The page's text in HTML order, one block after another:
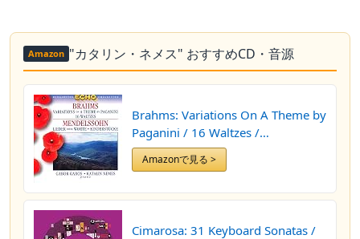
Amazon "カタリン・ネメス" おすすめCD・音源
Brahms: Variations On A Theme by
Paganini / 16 Waltzes /
Mendelssohn: Songs Without
Words (Excerpts)
Amazonで見る >
Cimarosa: 31 Keyboard Sonatas /